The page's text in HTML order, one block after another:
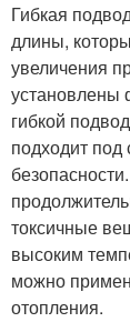
Гибкая
длины,
увеличения
установлены
гибкой
подходит под
токсичные
высоким
можно
отопления.